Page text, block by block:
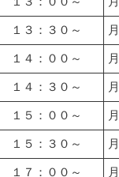
１３：３０～
１４：００～
１４：３０～
１５：００～
１５：３０～
１７：００～